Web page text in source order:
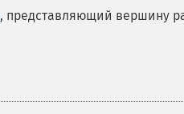
, представляющий вершину